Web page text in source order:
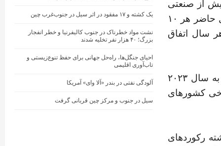
از صنعتی
شدن به بعد، ۲ برابر شده و تابستان‌های فوق‌العاده گرم که در حال حاضر هر ۱۰
سال اتفاق
یکی از گرمترین تابستان‌های اروپا از آغاز ثبت دما تاکنون،‌ مربوط به سال ۲۰۲۳
کشورهای
رکوردهای
یک کشته و ۱۷ مفقود در اثر سیل در جنوب‌غرب چین
نشت مواد خطرناک در جنوب کالیفرنیا و خطر انفجار
بزرگ؛ ۴۰ هزار نفر تخلیه شدند
احیای جنگل‌ها، راه‌حل جهانی برای حفظ تنوع‌زیستی و
تاب‌آوری اقلیمی
آلودگی نفتی در بندر «آلا وای» آمریکا
سیل در جنوب و مرکز چین قربانی گرفت